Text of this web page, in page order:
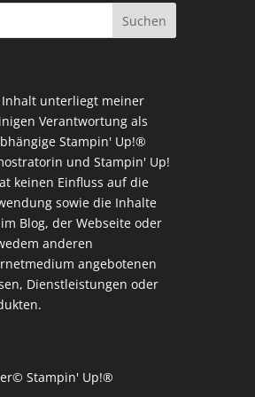
Inhalt unterliegt meiner
Verantwortung als
Stampin' Up!®
und Stampin' Up!
keinen Einfluss auf die
sowie die Inhalte
Blog, der Webseite oder
anderen
angebotenen
Dienstleistungen oder
Stampin' Up!®